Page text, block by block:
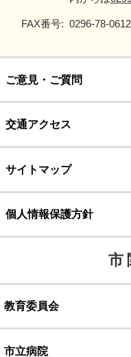
FAX番号: 0296-78-0612
ご意見・ご質問
交通アクセス
サイトマップ
個人情報保護方針
市
教育委員会
市立病院